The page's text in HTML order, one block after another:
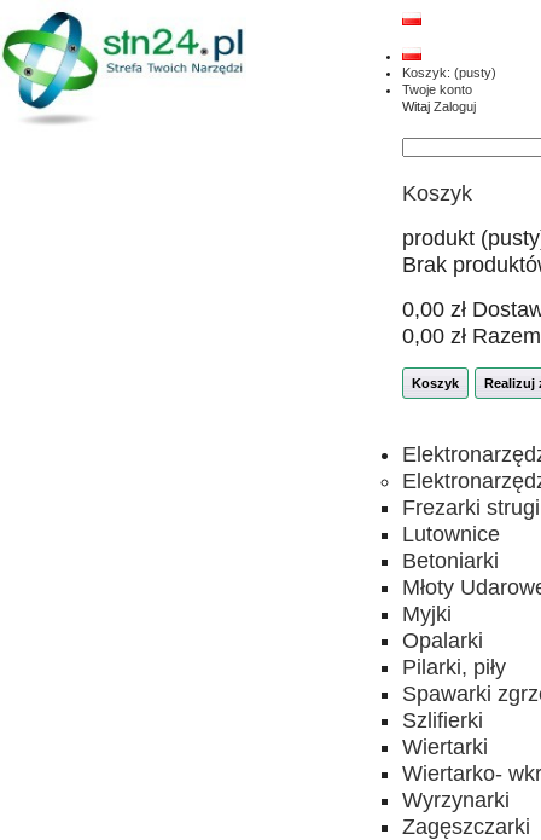
Koszyk: (pusty)
Twoje konto
Witaj Zaloguj
Koszyk
produkt
Brak
0,00 zł
0,00 zł Razem
Koszyk Realizuj
Frezarki strugi
Lutownice
Betoniarki
Młoty
Myjki
Opalarki
Pilarki, piły
Spawarki
Szlifierki
Wiertarki
Wiertarko-
Wyrzynarki
Zagęszczarki